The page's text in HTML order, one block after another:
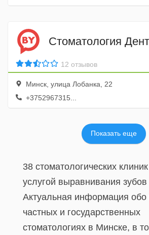
Стоматология
12 отзывов
Минск, улица Лобанка, 22
+3752967315...
Показать еще
38 стоматологических
услугой выравнивания
Актуальная информация обо
частных и государственных
стоматологиях в Минске, в